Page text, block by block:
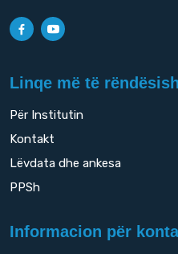
Linqe më të
Për Institutin
Kontakt
Lëvdata dhe ankesa
PPSh
Informacion për